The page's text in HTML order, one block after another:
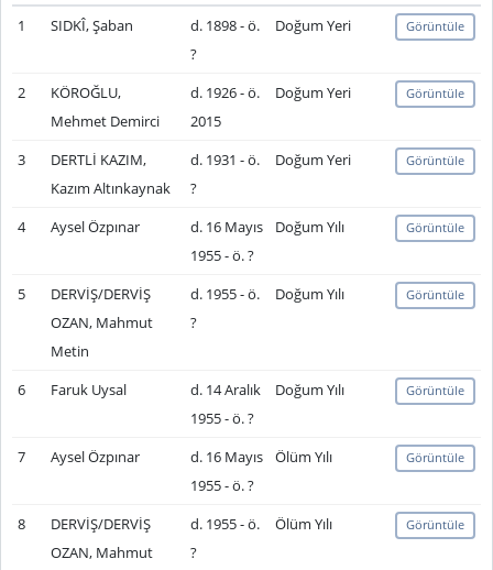
1
SIDKÎ, Şaban
d. 1898 - ö.
?
Doğum Yeri Görüntüle
2
KÖROĞLU,
Mehmet Demirci
d. 1926 - ö.
2015
Doğum Yeri Görüntüle
3
DERTLİ KAZIM,
Kazım Altınkaynak
d. 1931 - ö.
?
Doğum Yeri Görüntüle
4 Aysel Özpınar
d. 16 Mayıs
1955 - ö. ?
Doğum Yılı Görüntüle
5
DERVİŞ/DERVİŞ
OZAN, Mahmut
Metin
d. 1955 - ö.
?
Doğum Yılı Görüntüle
6 Faruk Uysal
d. 14 Aralık
1955 - ö. ?
Doğum Yılı Görüntüle
7 Aysel Özpınar
d. 16 Mayıs
1955 - ö. ?
Ölüm Yılı Görüntüle
8
DERVİŞ/DERVİŞ
OZAN, Mahmut
d. 1955 - ö.
?
Ölüm Yılı Görüntüle